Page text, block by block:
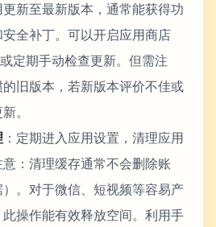
新至最新版本，通常能获得功
全补丁。可以开启应用商店
定期手动检查更新。但需注
旧版本，若新版本评价不佳或
。
：定期进入应用设置，清理应用
：清理缓存通常不会删除账
。对于微信、短视频等容易产
操作能有效释放空间。利用手